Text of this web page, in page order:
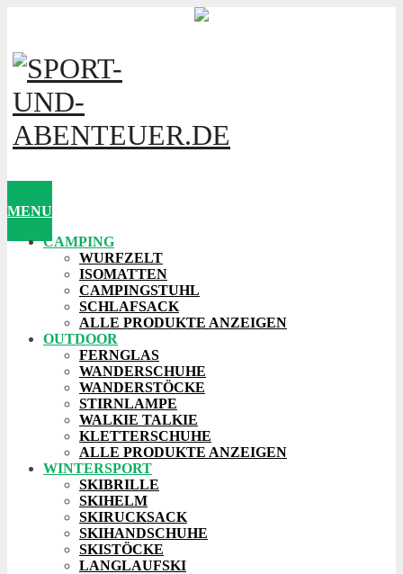
MENU
CAMPING
WURFZELT
ISOMATTEN
CAMPINGSTUHL
SCHLAFSACK
ALLE PRODUKTE ANZEIGEN
OUTDOOR
FERNGLAS
WANDERSCHUHE
WANDERSTÖCKE
STIRNLAMPE
WALKIE TALKIE
KLETTERSCHUHE
ALLE PRODUKTE ANZEIGEN
WINTERSPORT
SKIBRILLE
SKIHELM
SKIRUCKSACK
SKIHANDSCHUHE
SKISTÖCKE
LANGLAUFSKI